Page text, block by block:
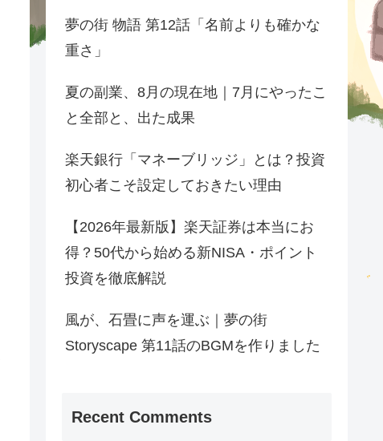
夢の街 物語 第12話「名前よりも確かな
重さ」
夏の副業、8月の現在地｜7月にやったこ
と全部と、出た成果
楽天銀行「マネーブリッジ」とは？投資
初心者こそ設定しておきたい理由
【2026年最新版】楽天証券は本当にお
得？50代から始める新NISA・ポイント
投資を徹底解説
風が、石畳に声を運ぶ｜夢の街
Storyscape 第11話のBGMを作りました
Recent Comments